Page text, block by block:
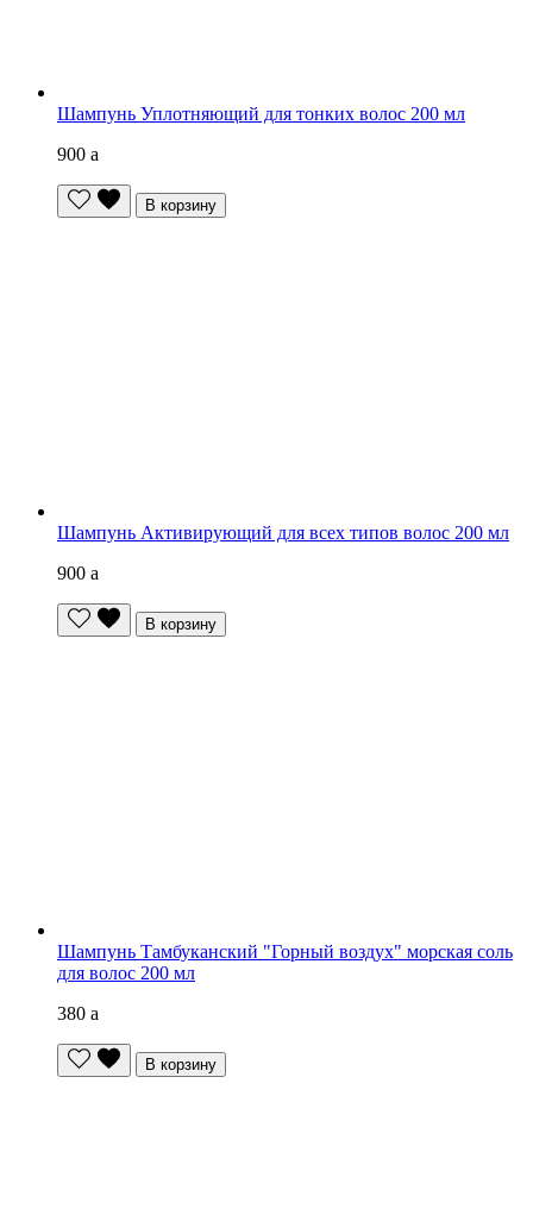
Шампунь Уплотняющий для тонких волос 200 мл
900 a
В корзину
Шампунь Активирующий для всех типов волос 200 мл
900 a
В корзину
Шампунь Тамбуканский "Горный воздух" морская соль
для волос 200 мл
380 a
В корзину